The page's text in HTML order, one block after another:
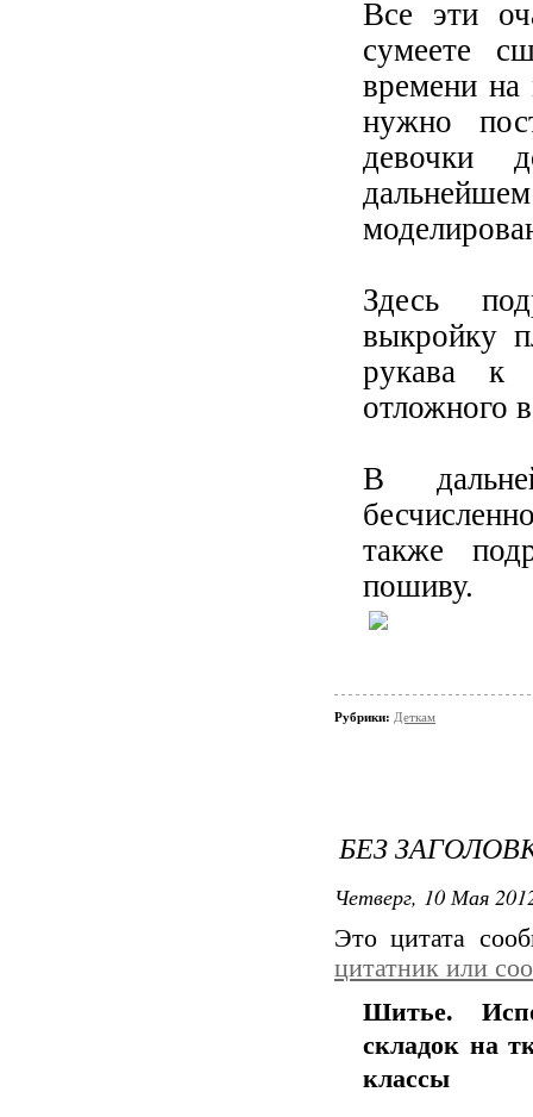
Все эти
сумеете
времени на
нужно
девочки
Здесь
выкройку
рукава к
отложного
В
также
пошиву.
Рубрики: Деткам
БЕЗ
Четверг, 10 Мая
Это цитата
цитатник или
Шитье.
складок на
классы